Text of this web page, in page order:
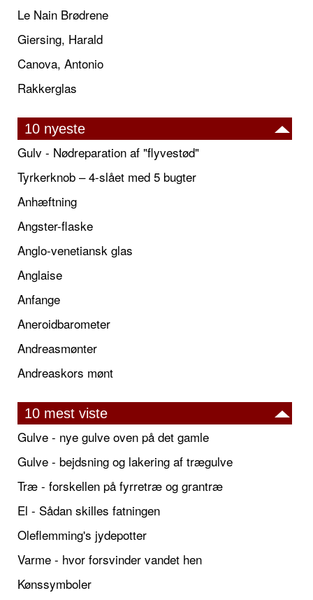
Le Nain Brødrene
Giersing, Harald
Canova, Antonio
Rakkerglas
10 nyeste
Gulv - Nødreparation af "flyvestød"
Tyrkerknob – 4-slået med 5 bugter
Anhæftning
Angster-flaske
Anglo-venetiansk glas
Anglaise
Anfange
Aneroidbarometer
Andreasmønter
Andreaskors mønt
10 mest viste
Gulve - nye gulve oven på det gamle
Gulve - bejdsning og lakering af trægulve
Træ - forskellen på fyrretræ og grantræ
El - Sådan skilles fatningen
Oleflemming's jydepotter
Varme - hvor forsvinder vandet hen
Kønssymboler